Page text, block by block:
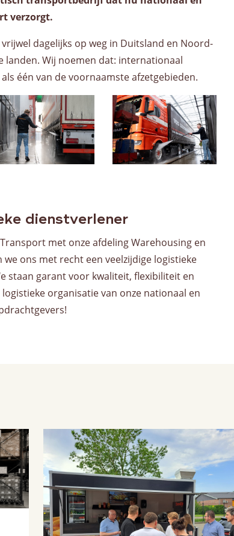
verzorgt.
dagelijks op weg in Duitsland en Noord-
landen. Wij noemen dat: internationaal
één van de voornaamste afzetgebieden.
dienstverlener
met onze afdeling Warehousing en
ons met recht een veelzijdige logistieke
staan garant voor kwaliteit, flexibiliteit en
organisatie van onze nationaal en